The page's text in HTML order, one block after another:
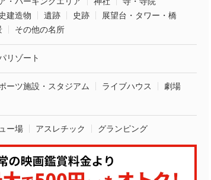
建造物 遺跡 史跡
展望台・タワー・橋
その他の名所
リゾート
ーツ施設・スタジアム ライブハウス
劇場
ー場 アスレチック グランピング